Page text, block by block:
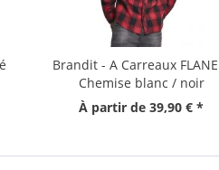
Brandit - A Carreaux
Chemise blanc / noir
À partir de 39,90 € *